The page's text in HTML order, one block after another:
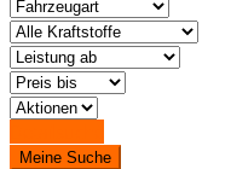
Meine Suche